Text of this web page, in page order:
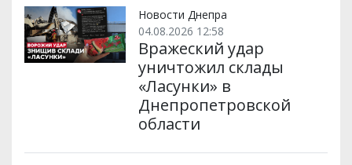
и k m p
Новости Днепра
04.08.2026 12:58
Вражеский удар
уничтожил склады
«Ласунки» в
Днепропетровской
области